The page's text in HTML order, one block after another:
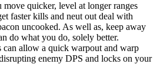
quicker, level at longer ranges
faster kills and neut out deal with
uncooked. As well as, keep away
do what you do, solely better.
can allow a quick warpout and warp
enemy DPS and locks on your